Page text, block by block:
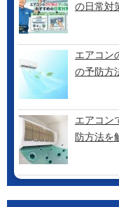
の日常対
エアコン
の予防方
エアコン
防方法を